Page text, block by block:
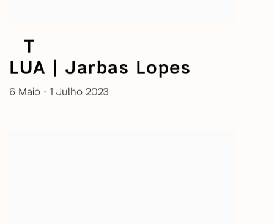
⠀T
LUA | Jarbas Lopes
6 Maio - 1 Julho 2023